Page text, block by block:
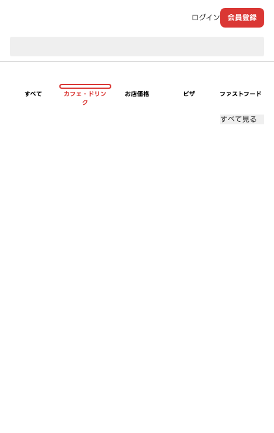
ログイン 会員登録
すべて
カフェ・ドリン
ク
お店価格 ピザ ファストフード
すべて見る